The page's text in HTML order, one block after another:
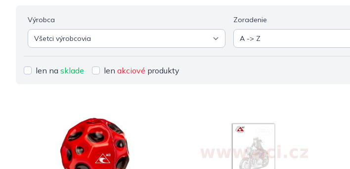
Výrobca Zoradenie
len na sklade len akciové produkty